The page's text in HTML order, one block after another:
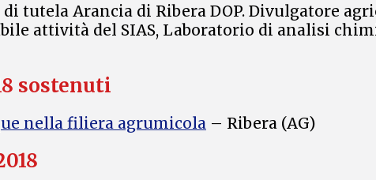
tutela Arancia di Ribera DOP. Divulgatore
attività del SIAS, Laboratorio di analisi
sostenuti
nella filiera agrumicola – Ribera (AG)